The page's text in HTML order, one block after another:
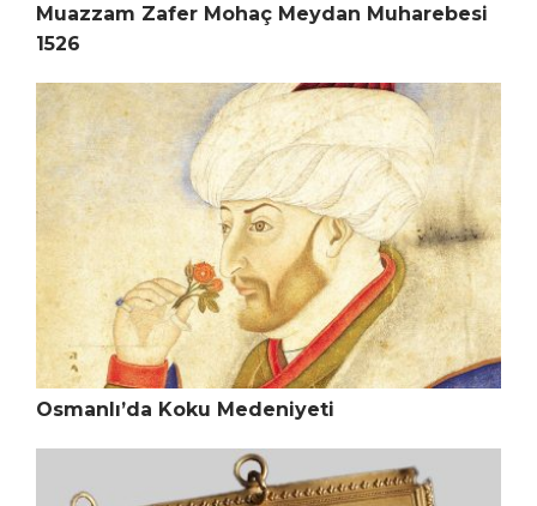
Muazzam Zafer Mohaç Meydan Muharebesi
1526
Osmanlı’da Koku Medeniyeti